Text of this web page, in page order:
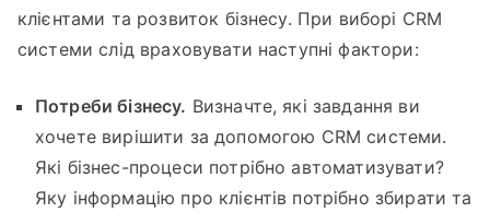
клієнтами та розвиток бізнесу. При виборі CRM
системи слід враховувати наступні фактори:
Потреби бізнесу. Визначте, які завдання ви
хочете вирішити за допомогою CRM системи.
Які бізнес-процеси потрібно автоматизувати?
Яку інформацію про клієнтів потрібно збирати та